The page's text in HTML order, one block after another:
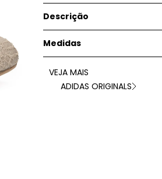
Descrição
Medidas
VEJA MAIS
ADIDAS ORIGINALS